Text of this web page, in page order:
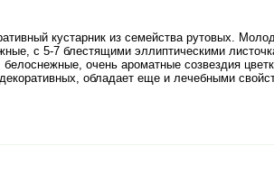
кустарник из семейства рутовых.
с 5-7 блестящими эллиптическими
очень ароматные созвездия
обладает еще и лечебными